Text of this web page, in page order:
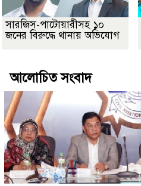
সারজিস-পাটোয়ারীসহ ১০
জনের বিরুদ্ধে থানায় অভিযোগ
আলোচিত সংবাদ